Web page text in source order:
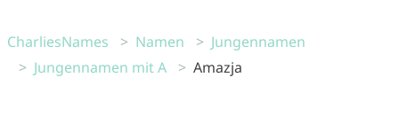
CharliesNames Namen
Jungennamen
Jungennamen mit A
Amazja